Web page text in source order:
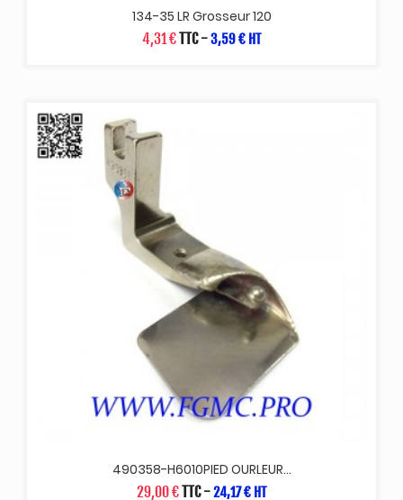
134-35 LR Grosseur 120
4,31 €TTC-3,59 € HT
490358-H6010PIED OURLEUR...
29,00 €TTC-24,17 € HT